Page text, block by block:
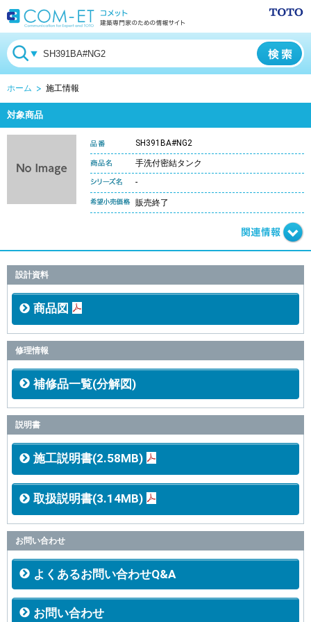
ホーム 施工情報
対象商品
SH391BA#NG2
手洗付密結タンク
-
販売終了
設計資料
商品図
修理情報
補修品一覧(分解図)
説明書
施工説明書(2.58MB)
取扱説明書(3.14MB)
お問い合わせ
よくあるお問い合わせQ&A
お問い合わせ